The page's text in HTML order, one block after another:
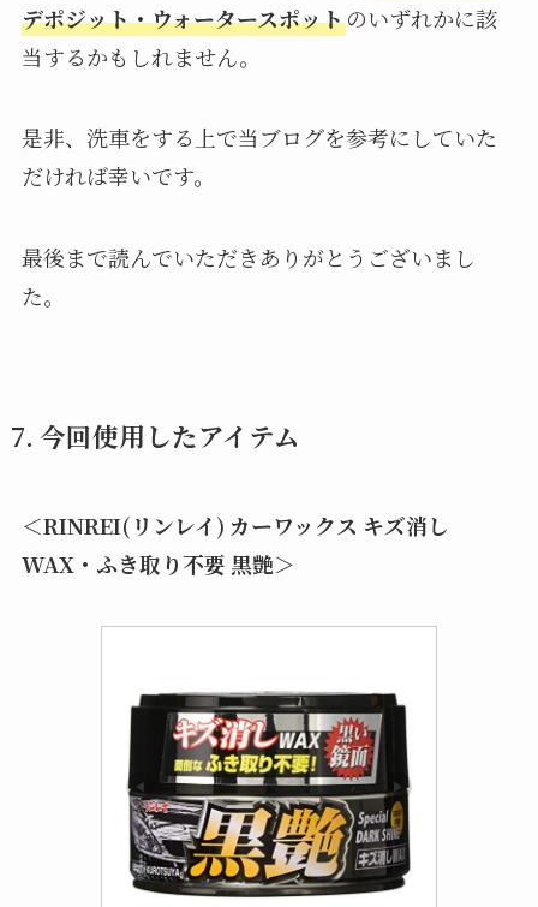
デポジット・ウォータースポットのいずれかに該
当するかもしれません。
是非、洗車をする上で当ブログを参考にしていた
だければ幸いです。
最後まで読んでいただきありがとうございまし
た。
7. 今回使用したアイテム
＜RINREI(リンレイ) カーワックス キズ消し
WAX・ふき取り不要 黒艶＞